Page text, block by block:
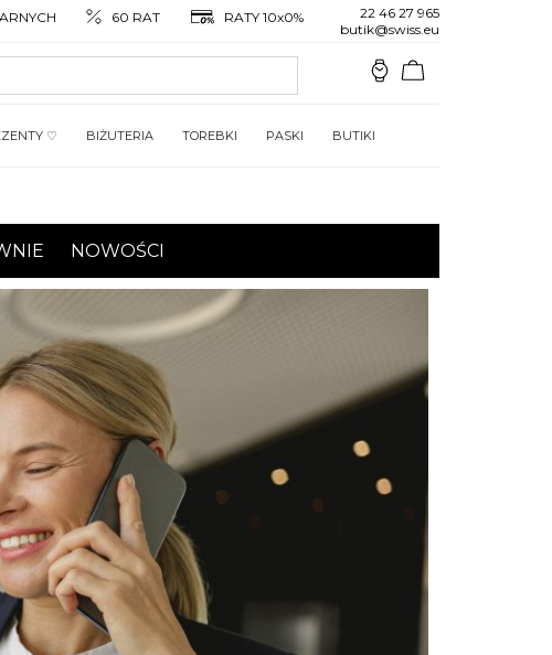
60 RAT RATY 10x0%
22 46 27 965
butik@swiss.eu
♡ BIŻUTERIA TOREBKI PASKI BUTIKI
NOWOŚCI